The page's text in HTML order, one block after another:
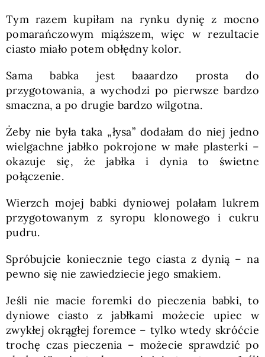
Tym razem kupiłam na rynku dynię z mocno
pomarańczowym miąższem, więc w rezultacie
ciasto miało potem obłędny kolor.
Sama babka jest baaardzo prosta do
przygotowania, a wychodzi po pierwsze bardzo
smaczna, a po drugie bardzo wilgotna.
Żeby nie była taka „łysa” dodałam do niej jedno
wielgachne jabłko pokrojone w małe plasterki –
okazuje się, że jabłka i dynia to świetne
połączenie.
Wierzch mojej babki dyniowej polałam lukrem
przygotowanym z syropu klonowego i cukru
pudru.
Spróbujcie koniecznie tego ciasta z dynią – na
pewno się nie zawiedziecie jego smakiem.
Jeśli nie macie foremki do pieczenia babki, to
dyniowe ciasto z jabłkami możecie upiec w
zwykłej okrągłej foremce – tylko wtedy skróćcie
trochę czas pieczenia – możecie sprawdzić po